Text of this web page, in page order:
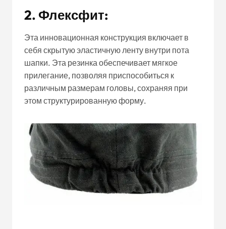
2. Флексфит:
Эта инновационная конструкция включает в
себя скрытую эластичную ленту внутри пота
шапки. Эта резинка обеспечивает мягкое
прилегание, позволяя приспособиться к
различным размерам головы, сохраняя при
этом структурированную форму.